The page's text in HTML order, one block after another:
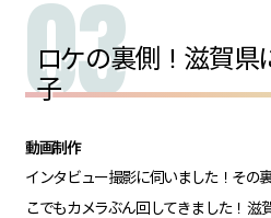
ロケの裏側！滋賀県
子
動画制作
インタビュー撮影に伺いました！その
こでもカメラぶん回してきました！ 滋